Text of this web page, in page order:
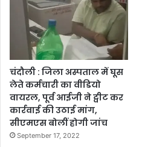
चंदौली : जिला अस्पताल में घूस
लेते कर्मचारी का वीडियो
वायरल, पूर्व आईजी ने ट्वीट कर
कार्रवाई की उठाई मांग,
सीएमएस बोलीं होगी जांच
September 17, 2022